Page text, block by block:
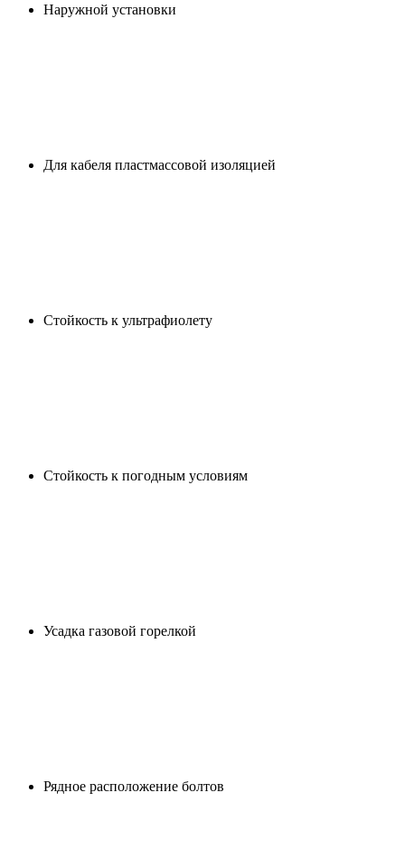
Наружной установки
Для кабеля пластмассовой изоляцией
Стойкость к ультрафиолету
Cтойкость к погодным условиям
Усадка газовой горелкой
Рядное расположение болтов